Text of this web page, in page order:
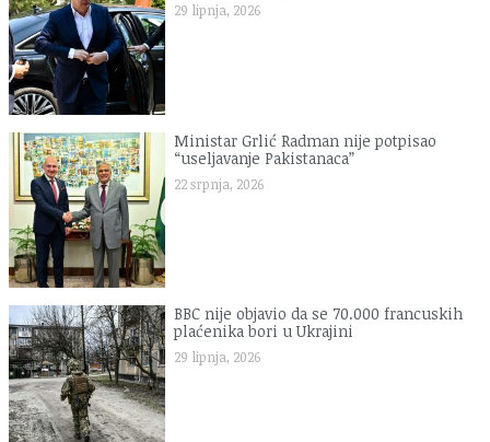
29 lipnja, 2026
Ministar Grlić Radman nije potpisao
“useljavanje Pakistanaca”
22 srpnja, 2026
BBC nije objavio da se 70.000 francuskih
plaćenika bori u Ukrajini
29 lipnja, 2026